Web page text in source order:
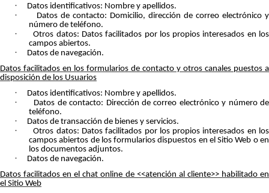
· Datos identificativos: Nombre y apellidos.
·
Datos de contacto: Domicilio, dirección de correo electrónico y
número de teléfono.
·
Otros datos: Datos facilitados por los propios interesados en los
campos abiertos.
·
Datos de navegación.
Datos facilitados en los formularios de contacto y otros canales puestos a
disposición de los Usuarios
· Datos identificativos: Nombre y apellidos.
·
Datos de contacto: Dirección de correo electrónico y número de
teléfono.
· Datos de transacción de bienes y servicios.
·
Otros datos: Datos facilitados por los propios interesados en los
campos abiertos de los formularios dispuestos en el Sitio Web o en
los documentos adjuntos.
·
Datos de navegación.
Datos facilitados en el chat online de <<atención al cliente>> habilitado en
el Sitio Web